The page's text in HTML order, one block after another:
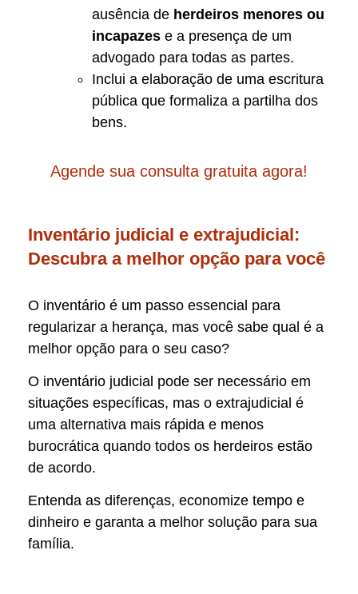
ausência de herdeiros menores ou
incapazes e a presença de um
advogado para todas as partes.
Inclui a elaboração de uma escritura
pública que formaliza a partilha dos
bens.
Agende sua consulta gratuita agora!
Inventário judicial e extrajudicial:
Descubra a melhor opção para você
O inventário é um passo essencial para
regularizar a herança, mas você sabe qual é a
melhor opção para o seu caso?
O inventário judicial pode ser necessário em
situações específicas, mas o extrajudicial é
uma alternativa mais rápida e menos
burocrática quando todos os herdeiros estão
de acordo.
Entenda as diferenças, economize tempo e
dinheiro e garanta a melhor solução para sua
família.